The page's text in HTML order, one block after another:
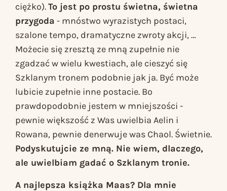
ciężko).To jest po prostu świetna, świetna
przygoda - mnóstwo wyrazistych postaci,
szalone tempo, dramatyczne zwroty akcji, …
Możecie się zresztą ze mną zupełnie nie
zgadzać w wielu kwestiach, ale cieszyć się
Szklanym tronem podobnie jak ja. Być może
lubicie zupełnie inne postacie. Bo
prawdopodobnie jestem w mniejszości -
pewnie większość z Was uwielbia Aelin i
Rowana, pewnie denerwuje was Chaol. Świetnie.
Podyskutujcie ze mną. Nie wiem, dlaczego,
ale uwielbiam gadać o Szklanym tronie.
A najlepsza książka Maas? Dla mnie